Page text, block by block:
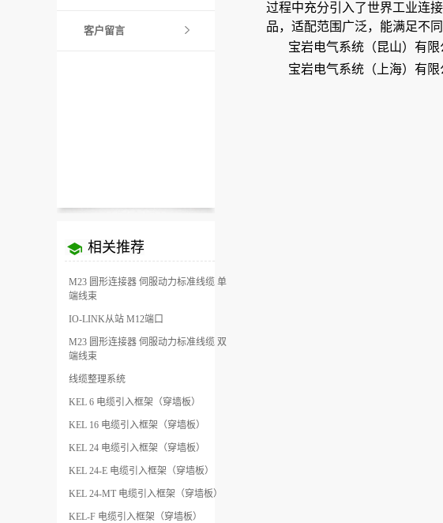
客户留言
相关推荐
M23 圆形连接器 伺服动力标准线缆 单
端线束
IO-LINK从站 M12端口
M23 圆形连接器 伺服动力标准线缆 双
端线束
线缆整理系统
KEL 6 电缆引入框架（穿墙板）
KEL 16 电缆引入框架（穿墙板）
KEL 24 电缆引入框架（穿墙板）
KEL 24-E 电缆引入框架（穿墙板）
KEL 24-MT 电缆引入框架（穿墙板）
KEL-F 电缆引入框架（穿墙板）
过程中充分引入了世界工业连
品，适配范围广泛，能满足不
宝岩电气系统（昆山）有
宝岩电气系统（上海）有